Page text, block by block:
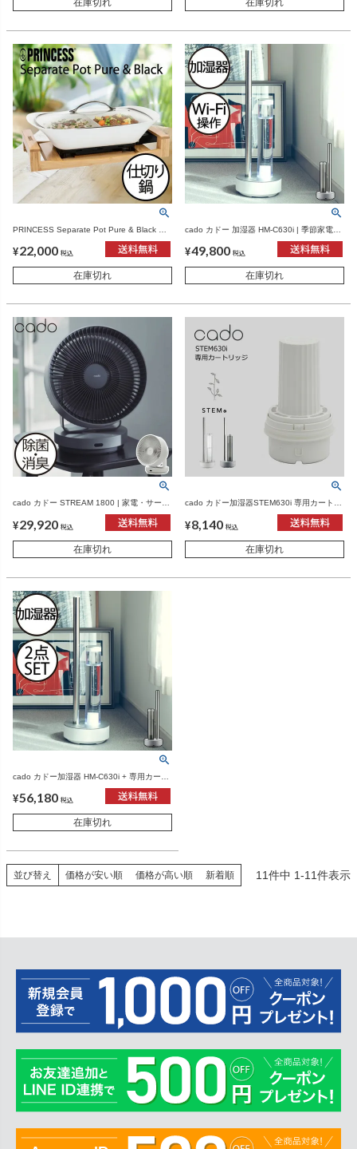
在庫切れ 在庫切れ
PRINCESS Separate Pot Pure & Black プ
ク | キッチン家電・ホットプレート
¥22,000 税込
在庫切れ
cado カドー 加湿器 HM-C630i | 季節家電・
¥49,800 税込
在庫切れ
cado カドー STREAM 1800 | 家電・サーキ
¥29,920 税込
在庫切れ
cado カドー加湿器STEM630i 専用カートリ
¥8,140 税込
在庫切れ
cado カドー加湿器 HM-C630i + 専用カート
¥56,180 税込
在庫切れ
並び替え 価格が安い順 価格が高い順 新着順 11件中 1-11件表示